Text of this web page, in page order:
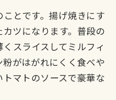
とです。揚げ焼きにす
ツになります。普段の
スライスしてミルフィ
がはがれにくく食べや
マトのソースで豪華な